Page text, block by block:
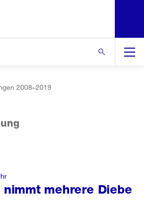
2008–2019
mehrere Diebe